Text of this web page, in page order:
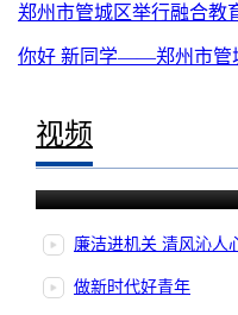
郑州市管城区举行融合教
视频
廉洁进机关 清风沁人
做新时代好青年